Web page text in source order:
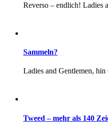
Reverso – endlich! Ladies
Sammeln?
Ladies and Gentlemen,
Tweed – mehr als 140